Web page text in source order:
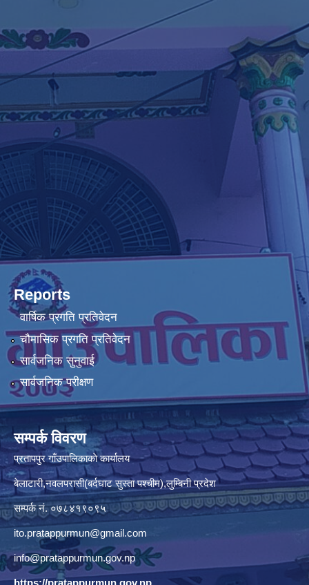
Reports
वार्षिक प्रगति प्रतिवेदन
चौमासिक प्रगति प्रतिवेदन
सार्वजनिक सुनुवाई
सार्वजनिक परीक्षण
सम्पर्क विवरण
प्रतापपुर गाँउपालिकाकाे कार्यालय
बेलाटारी,नवलपरासी(बर्दघाट सुस्ता पश्चीम),लुम्बिनी प्रदेश
सम्पर्क नं. ०७८४१९०९५
ito.pratappurmun@gmail.com
info@pratappurmun.gov.np